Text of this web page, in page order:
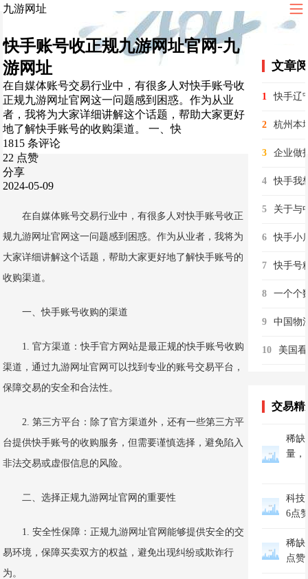
九游网址
快手账号收正规九游网址官网-九
游网址
在自媒体账号交易行业中，有很多人对快手账号收
正规九游网址官网这一问题感到困惑。作为从业
者，我将为大家详细讲解这个话题，帮助大家更好
地了解快手账号的收购渠道。 一、快
1815 条评论
22 点赞
分享
2024-05-09
在自媒体账号交易行业中，有很多人对快手账号收正
规九游网址官网这一问题感到困惑。作为从业者，我将为
大家详细讲解这个话题，帮助大家更好地了解快手账号的
收购渠道。
一、快手账号收购的渠道
1. 官方渠道：快手官方网站是最正规的快手账号收购
渠道，通过九游网址官网可以找到专业的账号交易平台，
保障交易的安全和合法性。
2. 第三方平台：除了官方渠道外，还有一些第三方平
台提供快手账号的收购服务，但需要谨慎选择，避免陷入
非法交易或虚假信息的风险。
二、选择正规九游网址官网的重要性
1. 安全性保障：正规九游网址官网能够提供安全的交
易环境，保障买卖双方的权益，避免出现纠纷或欺诈行
为。
文章
1
2
3
4 快手我
5
6
7 快手号
8
9
10
交易精
稀缺
量，
科技
6点
稀缺
点